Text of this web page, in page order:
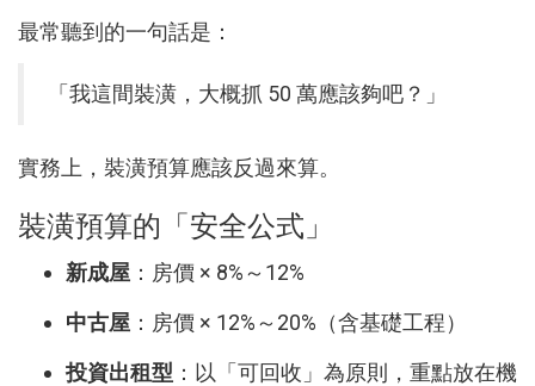
最常聽到的一句話是：
「我這間裝潢，大概抓 50 萬應該夠吧？」
實務上，裝潢預算應該反過來算。
裝潢預算的「安全公式」
新成屋 ：房價 × 8%～12%
中古屋 ：房價 × 12%～20%（含基礎工程）
投資出租型 ：以「可回收」為原則，重點放在機